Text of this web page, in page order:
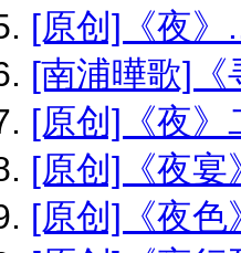
[原创]《夜》
[南浦曄歌]《
[原创]《夜》
[原创]《夜宴
[原创]《夜色